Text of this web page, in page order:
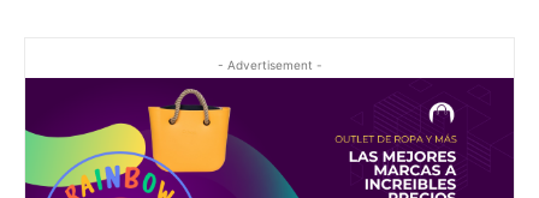
- Advertisement -